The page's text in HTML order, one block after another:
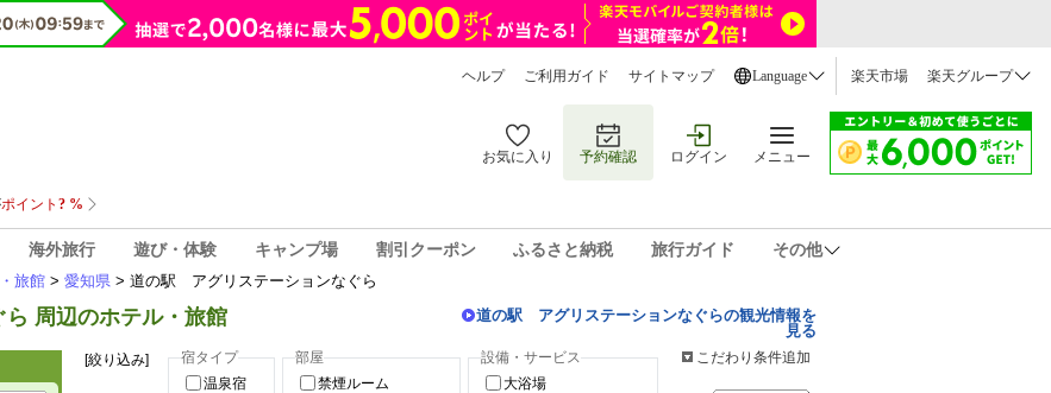
ヘルプ ご利用ガイド サイトマップ Language 楽天市場 楽天グループ
お気に入り 予約確認 ログイン メニュー
海外旅行 遊び・体験 キャンプ場 割引クーポン ふるさと納税 旅行ガイド
その他
旅館 > 愛知県 > 道の駅 アグリステーションなぐら
周辺のホテル・旅館
道の駅 アグリステーションなぐらの観光情報を
見る
[絞り込み]
宿タイプ
温泉宿
部屋
禁煙ルーム
設備・サービス
大浴場
こだわり条件追加